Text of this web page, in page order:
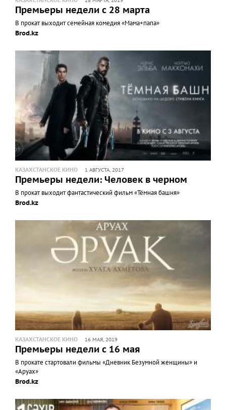
Премьеры недели с 28 марта
В прокат выходит семейная комедия «Мама+папа»
Brod.kz
КАЗАХСТАНСКОЕ КИНО 1 АВГУСТА, 2017
Премьеры недели: Человек в черном
В прокат выходит фантастический фильм «Тёмная башня»
Brod.kz
КАЗАХСТАНСКОЕ КИНО 16 МАЯ, 2019
Премьеры недели с 16 мая
В прокате стартовали фильмы «Дневник Безумной женщины» и
«Аруах»
Brod.kz